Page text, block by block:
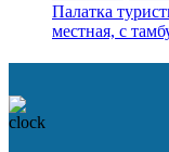
Палатка
местная, с